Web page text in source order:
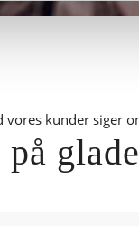
vores kunder siger